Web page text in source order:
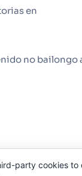
en
no bailongo
puede tener
party cookies to